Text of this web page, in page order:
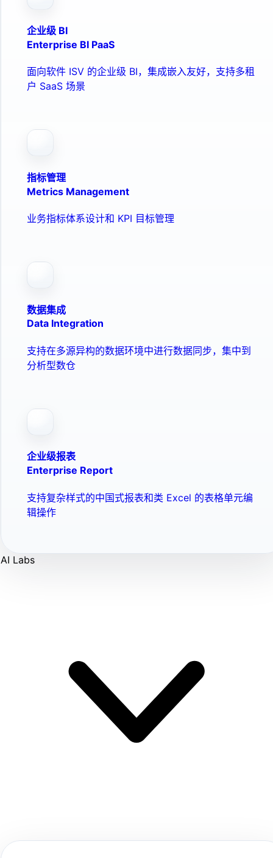
企业级 BI
Enterprise BI PaaS
面向软件 ISV 的企业级 BI，集成嵌入友好，支持多租
户 SaaS 场景
指标管理
Metrics Management
业务指标体系设计和 KPI 目标管理
数据集成
Data Integration
支持在多源异构的数据环境中进行数据同步，集中到
分析型数仓
企业级报表
Enterprise Report
支持复杂样式的中国式报表和类 Excel 的表格单元编
辑操作
AI Labs